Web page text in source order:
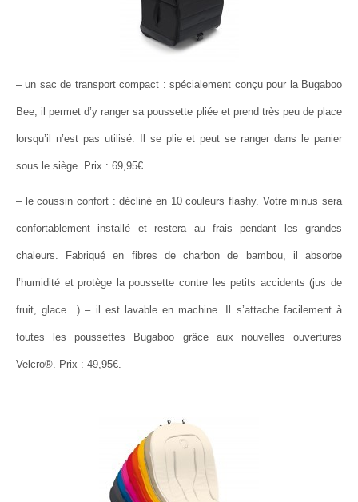
– un sac de transport compact : spécialement conçu pour la Bugaboo
Bee, il permet d’y ranger sa poussette pliée et prend très peu de place
lorsqu’il n’est pas utilisé. Il se plie et peut se ranger dans le panier
sous le siège. Prix : 69,95€.
– le coussin confort : décliné en 10 couleurs flashy. Votre minus sera
confortablement installé et restera au frais pendant les grandes
chaleurs. Fabriqué en fibres de charbon de bambou, il absorbe
l’humidité et protège la poussette contre les petits accidents (jus de
fruit, glace…) – il est lavable en machine. Il s’attache facilement à
toutes les poussettes Bugaboo grâce aux nouvelles ouvertures
Velcro®. Prix : 49,95€.